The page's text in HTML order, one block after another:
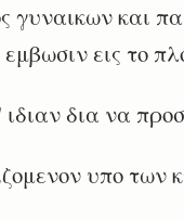
γυναικων και
εις το
δια να
υπο των